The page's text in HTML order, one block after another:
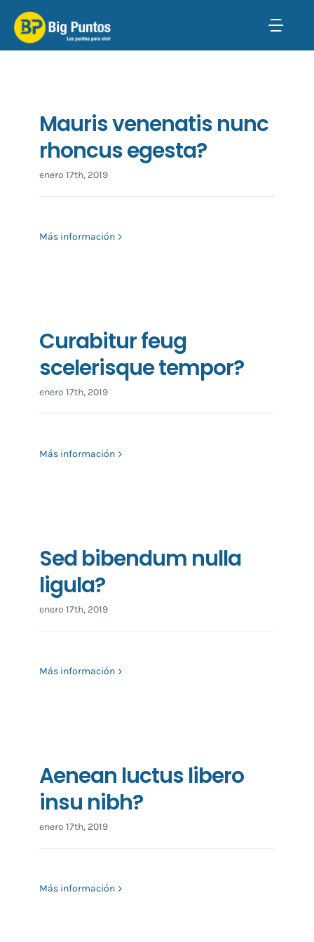
Saltar
contenido
Qué es Big Puntos
Catálogo de productos y Puntos de canje
Mauris venenatis nunc
rhoncus egesta?
enero 17th, 2019
Más información
Curabitur feug
scelerisque tempor?
enero 17th, 2019
Más información
Sed bibendum nulla
ligula?
enero 17th, 2019
Más información
Aenean luctus libero
insu nibh?
enero 17th, 2019
Más información